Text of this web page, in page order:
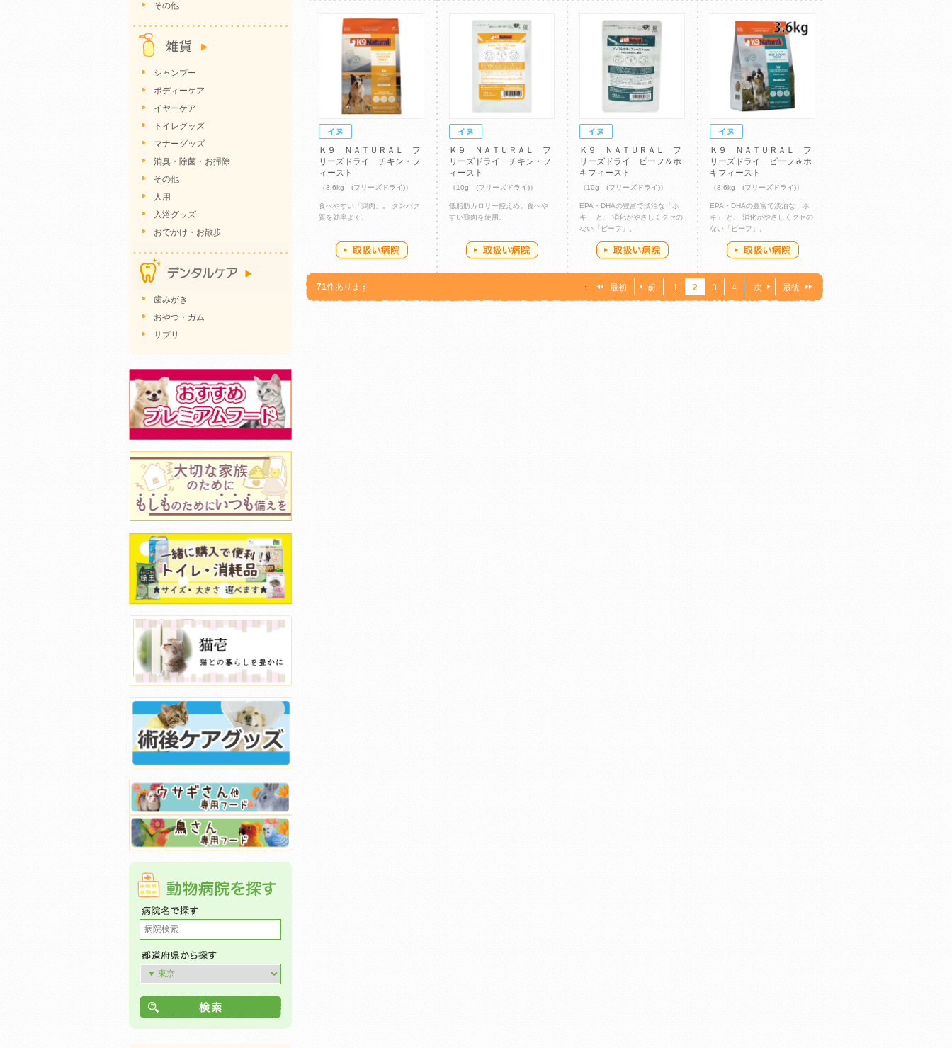
Ｋ９ ＮＡＴＵＲＡＬ フ
リーズドライ チキン・フ
ィースト
（3.6kg (フリーズドライ)）
食べやすい「鶏肉」。 タンパク
質を効率よく。
Ｋ９ ＮＡＴＵＲＡＬ フ
リーズドライ チキン・フ
ィースト
（10g (フリーズドライ)）
低脂肪カロリー控えめ。食べや
すい鶏肉を使用。
Ｋ９ ＮＡＴＵＲＡＬ フ
リーズドライ ビーフ＆ホ
キフィースト
（10g (フリーズドライ)）
EPA・DHAの豊富で淡泊な「ホ
キ」 と、 消化がやさしくクセの
ない「ビーフ」。
Ｋ９ ＮＡＴＵＲＡＬ フ
リーズドライ ビーフ＆ホ
キフィースト
（3.6kg (フリーズドライ)）
EPA・DHAの豊富で淡泊な「ホ
キ」 と、 消化がやさしくクセの
ない「ビーフ」。
71件あります ： 最初 前 1 2 3 4 次 最後
その他
シャンプー
ボディーケア
イヤーケア
トイレグッズ
マナーグッズ
消臭・除菌・お掃除
その他
人用
入浴グッズ
おでかけ・お散歩
歯みがき
おやつ・ガム
サプリ